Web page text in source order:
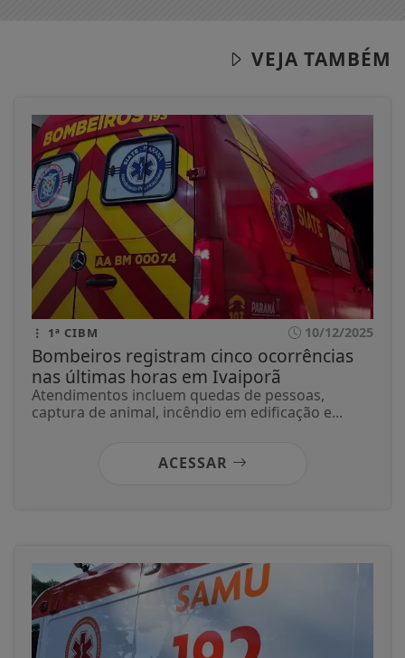
VEJA TAMBÉM
1ª CIBM 10/12/2025
Bombeiros registram cinco ocorrências
nas últimas horas em Ivaiporã
Atendimentos incluem quedas de pessoas,
captura de animal, incêndio em edificação e...
ACESSAR